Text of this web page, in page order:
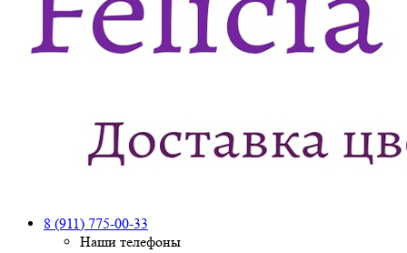
8 (911) 775-00-33
Наши телефоны